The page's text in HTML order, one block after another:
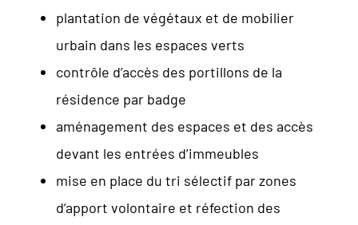
plantation de végétaux et de mobilier
urbain dans les espaces verts
contrôle d’accès des portillons de la
résidence par badge
aménagement des espaces et des accès
devant les entrées d’immeubles
mise en place du tri sélectif par zones
d’apport volontaire et réfection des